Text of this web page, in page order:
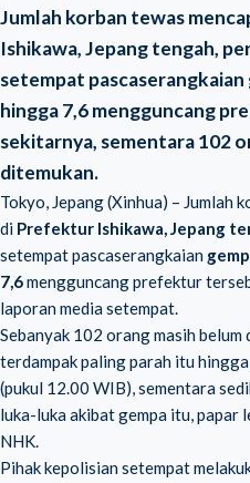
Jumlah korban tewas
Ishikawa, Jepang tengah,
setempat
hingga 7,6 mengguncang
sekitarnya, sementara 102
ditemukan.
Tokyo, Jepang (Xinhua) – Jumlah
di Prefektur Ishikawa, Jepang
setempat pascaserangkaian
7,6mengguncang prefektur
laporan media setempat.
Sebanyak 102 orang masih
terdampak paling parah itu
(pukul 12.00 WIB), sementara
luka-luka akibat gempa itu, papar
NHK.
Pihak kepolisian setempat